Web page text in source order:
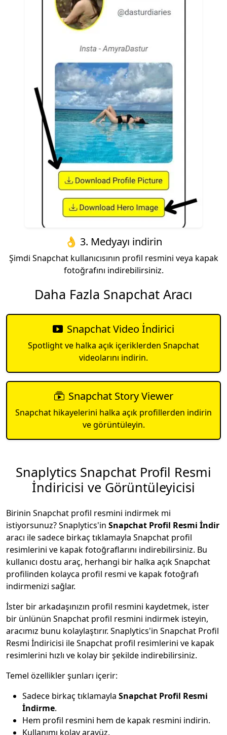
👌 3. Medyayı indirin
Şimdi Snapchat kullanıcısının profil resmini veya kapak
fotoğrafını indirebilirsiniz.
Daha Fazla Snapchat Aracı
Snapchat Video İndirici
Spotlight ve halka açık içeriklerden Snapchat
videolarını indirin.
Snapchat Story Viewer
Snapchat hikayelerini halka açık profillerden indirin
ve görüntüleyin.
Snaplytics Snapchat Profil Resmi
İndiricisi ve Görüntüleyicisi
Birinin Snapchat profil resmini indirmek mi
istiyorsunuz? Snaplytics'in Snapchat Profil Resmi İndir
aracı ile sadece birkaç tıklamayla Snapchat profil
resimlerini ve kapak fotoğraflarını indirebilirsiniz. Bu
kullanıcı dostu araç, herhangi bir halka açık Snapchat
profilinden kolayca profil resmi ve kapak fotoğrafı
indirmenizi sağlar.
İster bir arkadaşınızın profil resmini kaydetmek, ister
bir ünlünün Snapchat profil resmini indirmek isteyin,
aracımız bunu kolaylaştırır. Snaplytics'in Snapchat Profil
Resmi İndiricisi ile Snapchat profil resimlerini ve kapak
resimlerini hızlı ve kolay bir şekilde indirebilirsiniz.
Temel özellikler şunları içerir:
Sadece birkaç tıklamayla Snapchat Profil Resmi
İndirme.
Hem profil resmini hem de kapak resmini indirin.
Kullanımı kolay arayüz.